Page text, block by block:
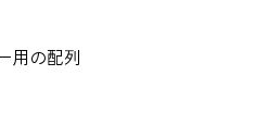
用の配列